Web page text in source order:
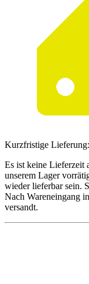
Kurzfristige Lieferung:
Es ist keine Lieferzeit
unserem Lager
wieder lieferbar sein.
Nach Wareneingang
versandt.